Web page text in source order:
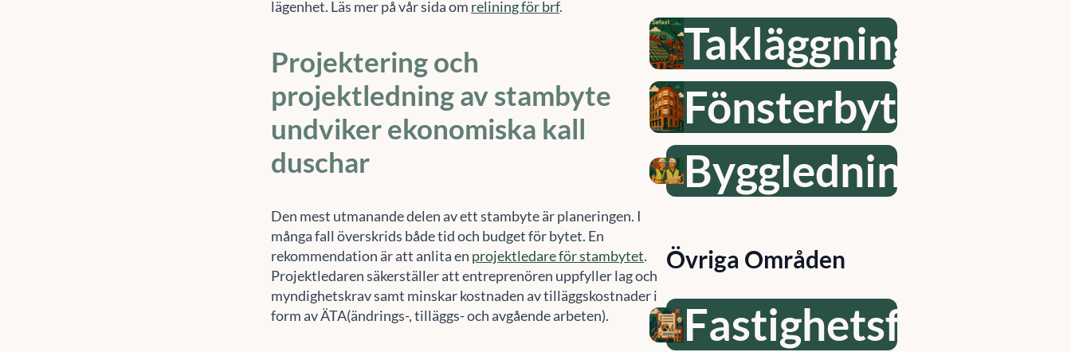
lägenhet. Läs mer på vår sida om relining för brf.
Projektering och
projektledning av stambyte
undviker ekonomiska kall
duschar
Den mest utmanande delen av ett stambyte är planeringen. I
många fall överskrids både tid och budget för bytet. En
rekommendation är att anlita en projektledare för stambytet.
Projektledaren säkerställer att entreprenören uppfyller lag och
myndighetskrav samt minskar kostnaden av tilläggskostnader i
form av ÄTA(ändrings-, tilläggs- och avgående arbeten).
Takläggning
Fönsterbyte
Byggledning
Övriga Områden